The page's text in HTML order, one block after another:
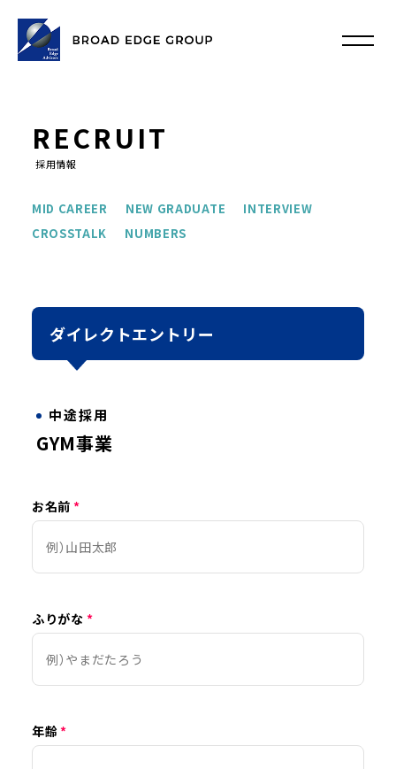
RECRUIT
採用情報
MID CAREER NEW GRADUATE
INTERVIEW
CROSSTALK
NUMBERS
ダイレクトエントリー
中途採用
GYM事業
お名前 *
ふりがな *
年齢*